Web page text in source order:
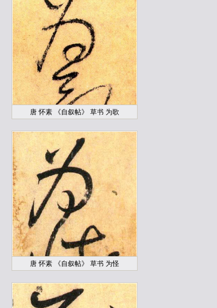
唐 怀素 《自叙帖》 草书 为歌
唐 怀素 《自叙帖》 草书 为怪